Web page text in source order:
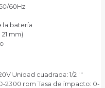
60Hz
la batería
mm)
Unidad cuadrada: 1/2 ""
2300 rpm Tasa de impacto: 0-